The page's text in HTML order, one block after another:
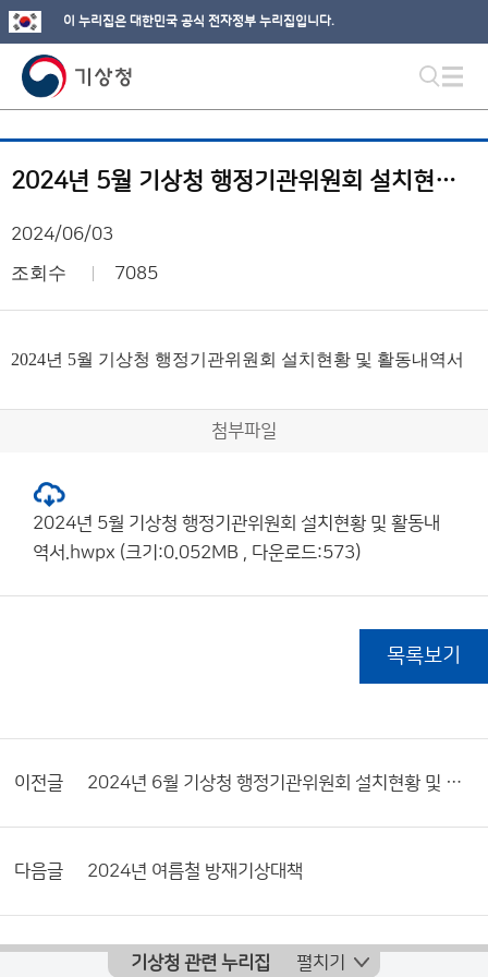
이 누리집은 대한민국 공식 전자정부 누리집입니다.
2024년 5월 기상청 행정기관위원회 설치현황 및 활동내역서
2024/06/03
조회수 7085
2024년 5월 기상청 행정기관위원회 설치현황 및 활동내역서
첨부파일
2024년 5월 기상청 행정기관위원회 설치현황 및 활동내
역서.hwpx (크기:0.052MB , 다운로드:573)
목록보기
이전글 2024년 6월 기상청 행정기관위원회 설치현황 및 활동내역서
다음글 2024년 여름철 방재기상대책
기상청 관련 누리집 펼치기